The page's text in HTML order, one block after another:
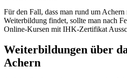
Für den Fall, dass man rund um
Weiterbildung findet, sollte man nach
Online-Kursen mit IHK-Zertifikat
Weiterbildungen über
Achern